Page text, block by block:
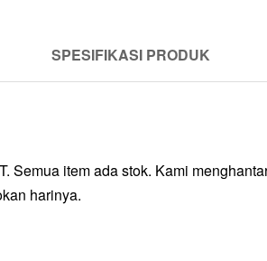
SPESIFIKASI PRODUK
item ada stok. Kami
harinya.